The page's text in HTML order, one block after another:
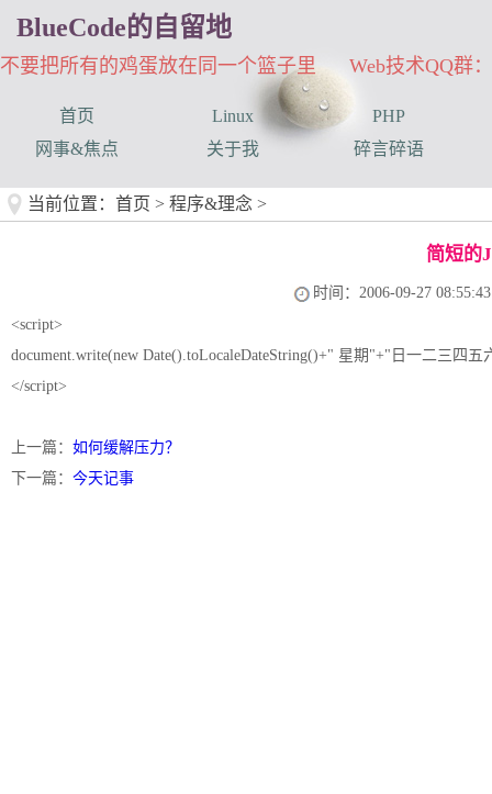
BlueCode的自留地
不要把所有的鸡蛋放在同一个篮子里 Web技术QQ群：
首页 Linux
PHP
网事&焦点
关于我 碎言碎语
当前位置： 首页 > 程序&理念 >
简短的
时间：2006-09-27 08:55:43
<script>
document.write(new Date().toLocaleDateString()+" 星期"+"日一二三四
</script>
上一篇： 如何缓解压力？
下一篇： 今天记事